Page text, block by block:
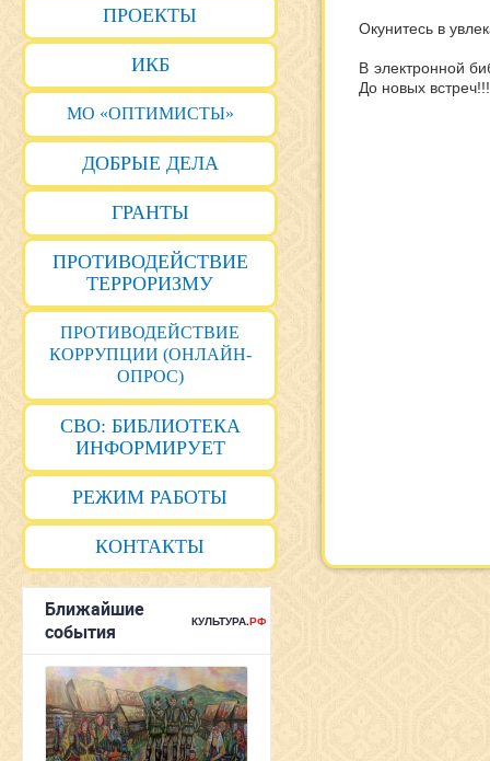
ПРОЕКТЫ
ИКБ
МО «ОПТИМИСТЫ»
ДОБРЫЕ ДЕЛА
ГРАНТЫ
ПРОТИВОДЕЙСТВИЕ
ТЕРРОРИЗМУ
ПРОТИВОДЕЙСТВИЕ
КОРРУПЦИИ (ОНЛАЙН-
ОПРОС)
СВО: БИБЛИОТЕКА
ИНФОРМИРУЕТ
РЕЖИМ РАБОТЫ
КОНТАКТЫ
Окунитесь в
В электронной
До новых встреч!!!